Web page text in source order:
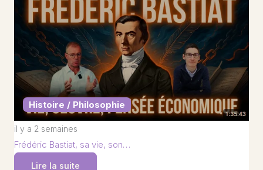
Histoire / Philosophie
il y a 2 semaines
Frédéric Bastiat, sa vie, son…
Lire la suite